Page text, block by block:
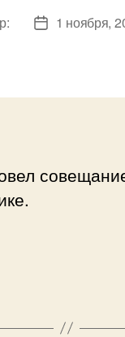
Дата1 ноября,